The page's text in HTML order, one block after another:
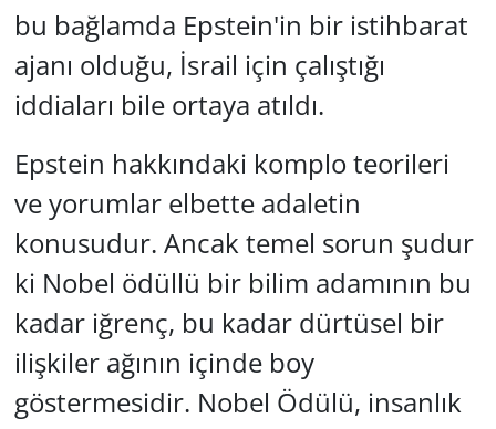
bu bağlamda Epstein'in bir istihbarat
ajanı olduğu, İsrail için çalıştığı
iddiaları bile ortaya atıldı.
Epstein hakkındaki komplo teorileri
ve yorumlar elbette adaletin
konusudur. Ancak temel sorun şudur
ki Nobel ödüllü bir bilim adamının bu
kadar iğrenç, bu kadar dürtüsel bir
ilişkiler ağının içinde boy
göstermesidir. Nobel Ödülü, insanlık